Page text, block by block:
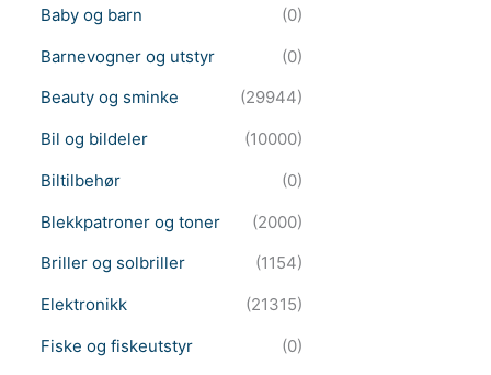
c
h
Baby og barn
(0)
Barnevogner og utstyr
(0)
Beauty og sminke
(29944)
Bil og bildeler
(10000)
Biltilbehør
(0)
Blekkpatroner og toner
(2000)
Briller og solbriller
(1154)
Elektronikk
(21315)
Fiske og fiskeutstyr
(0)